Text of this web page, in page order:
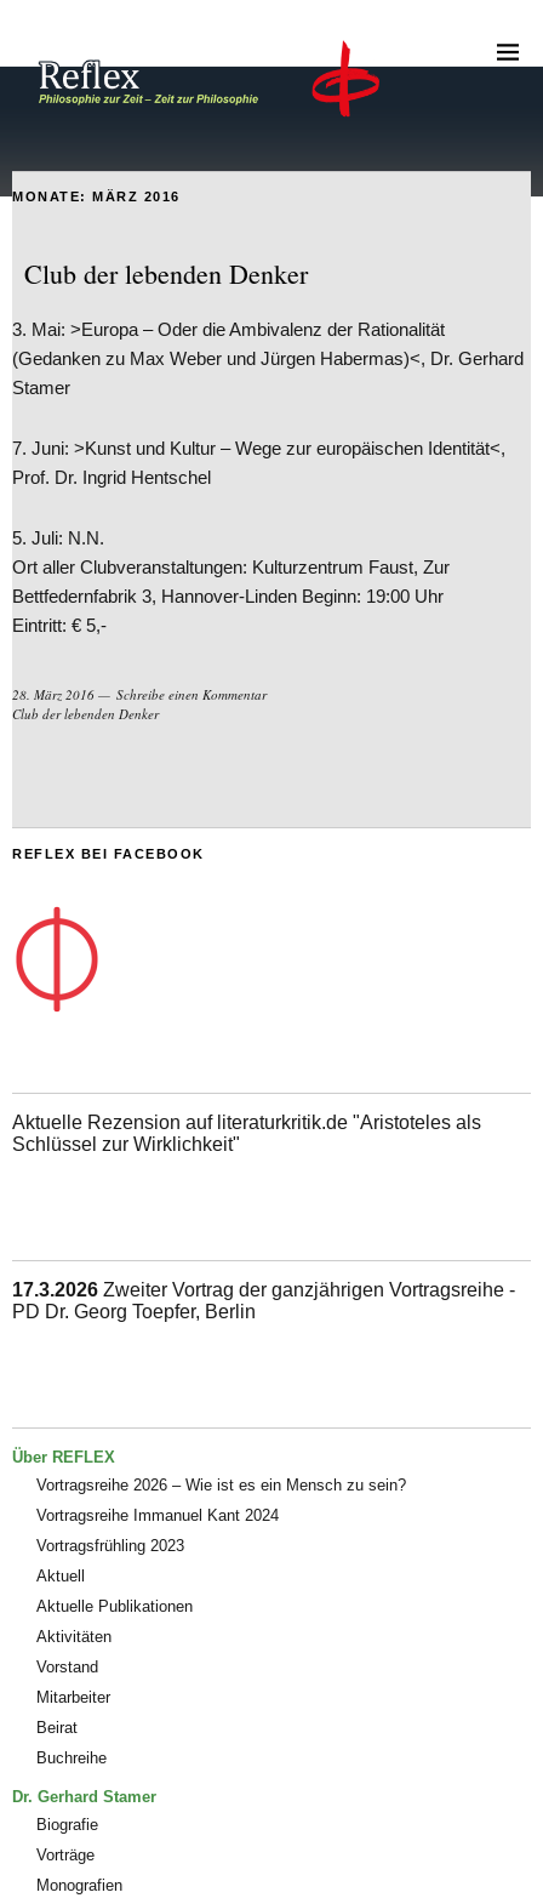
MONATE: MÄRZ 2016
Club der lebenden Denker
3. Mai: >Europa – Oder die Ambivalenz der Rationalität
(Gedanken zu Max Weber und Jürgen Habermas)<, Dr. Gerhard
Stamer
7. Juni: >Kunst und Kultur – Wege zur europäischen Identität<,
Prof. Dr. Ingrid Hentschel
5. Juli: N.N.
Ort aller Clubveranstaltungen: Kulturzentrum Faust, Zur
Bettfedernfabrik 3, Hannover-Linden Beginn: 19:00 Uhr
Eintritt: € 5,-
28. März 2016
Schreibe einen Kommentar
Club der lebenden Denker
REFLEX BEI FACEBOOK
Aktuelle Rezension auf literaturkritik.de "Aristoteles als
Schlüssel zur Wirklichkeit"
17.3.2026 Zweiter Vortrag der ganzjährigen Vortragsreihe -
PD Dr. Georg Toepfer, Berlin
Über REFLEX
Vortragsreihe 2026 – Wie ist es ein Mensch zu sein?
Vortragsreihe Immanuel Kant 2024
Vortragsfrühling 2023
Aktuell
Aktuelle Publikationen
Aktivitäten
Vorstand
Mitarbeiter
Beirat
Buchreihe
Dr. Gerhard Stamer
Biografie
Vorträge
Monografien